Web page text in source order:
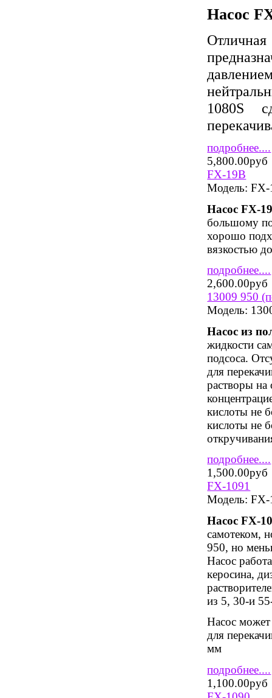
Насос
1080S
подробнее....
5,800.00руб
FX-19B
Модель:
Насос FX-
большому
хорошо
вязкостью
подробнее....
2,600.00руб
13009 950
Модель:
Насос из
жидкости
подсоса.
для
растворы на
кислоты не
кислоты не
подробнее....
1,500.00руб
FX-1091
Модель:
НасосFX-
самотеком,
950, но
Насос
керосина,
из 5, 30-и
Насос может
для
мм
подробнее....
1,100.00руб